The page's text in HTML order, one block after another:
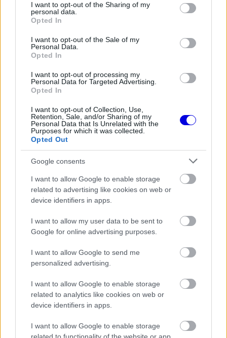
not limited to your visit or usage behaviour. You may click to
grant or deny consent to Google and its third-party tags to
use your data for below specified purposes in below Google
consent section.
I want to opt-out of the Sharing of my
personal data.
Opted In
I want to opt-out of the Sale of my
Personal Data.
Opted In
I want to opt-out of processing my
Personal Data for Targeted Advertising.
Opted In
I want to opt-out of Collection, Use,
Retention, Sale, and/or Sharing of my
Personal Data that Is Unrelated with the
Purposes for which it was collected.
Opted Out
Google consents
I want to allow Google to enable storage
related to advertising like cookies on web or
device identifiers in apps.
I want to allow my user data to be sent to
Google for online advertising purposes.
I want to allow Google to send me
personalized advertising.
I want to allow Google to enable storage
related to analytics like cookies on web or
device identifiers in apps.
I want to allow Google to enable storage
mellette. „Igen, ez persze már klasszikus” –
mondta nevetve Klingmann. Hozzátette, hogy a
felesége pontosan tudja, mennyire szeret énekelni,
még ha az eredmény nem is mindig kellemes a
fülnek. „Vicces volt Maxnak” – tette hozzá.
EZEKET IS AJÁNLJUK
FORMA-1
Ferrari Lewis Hamilton miatt
FORMA-1
Antonelli elárulta a legfontosabb
leckét, amit Hamiltontól és
Verstappentől tanult